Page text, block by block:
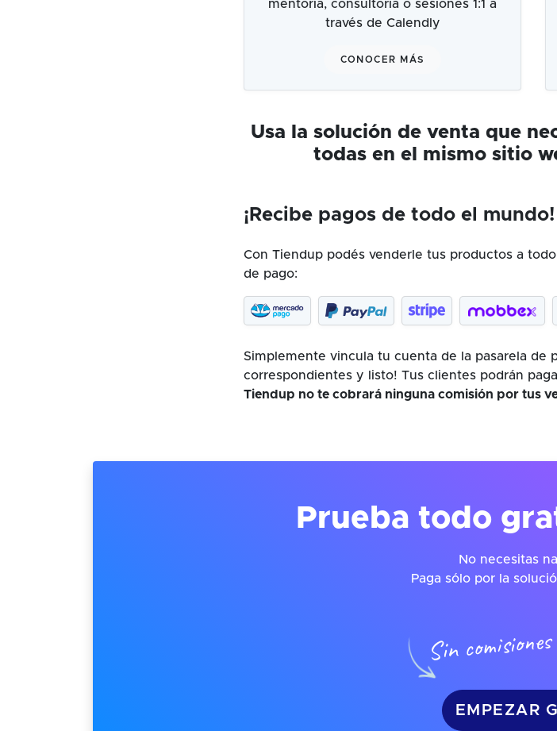
mentoría, consultoría o sesiones 1:1 a
través de Calendly
CONOCER MÁS
Usa la solución de venta que
todas en el mismo sitio
¡Recibe pagos de todo el mundo!
Con Tiendup podés venderle tus productos a
de pago:
Simplemente vincula tu cuenta de la pasarela de
correspondientes y listo! Tus clientes podrán
Tiendup no te cobrará ninguna comisión por tus
Prueba todo
No necesitas
Paga sólo por la
Sin
EMPEZAR